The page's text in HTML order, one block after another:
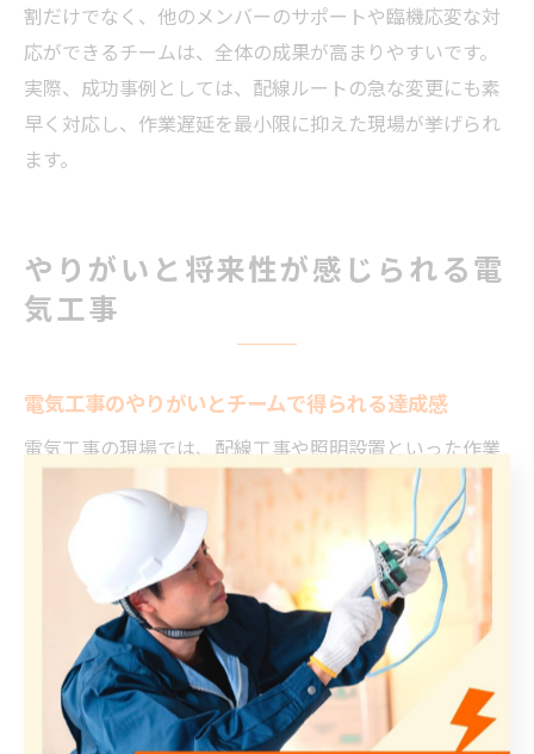
割だけでなく、他のメンバーのサポートや臨機応変な対
応ができるチームは、全体の成果が高まりやすいです。
実際、成功事例としては、配線ルートの急な変更にも素
早く対応し、作業遅延を最小限に抑えた現場が挙げられ
ます。
やりがいと将来性が感じられる電
気工事
電気工事のやりがいとチームで得られる達成感
電気工事の現場では、配線工事や照明設置といった作業
を通じて、日常生活や企業活動の基盤を支える重要な役
割を担っています。個人作業ではなくチームで協力して
施工を進めるため、完成時には大きな達成感を共有でき
るのが特徴です。
例えば、複雑な設備工事を無事に終えた際には、仲間同
士で成果を分かち合い、苦労した分だけ喜びも増しま
す。これが電気工事チームならではのやりがいであり、
現場ごとに異なる課題を乗り越えることで、自己成長と